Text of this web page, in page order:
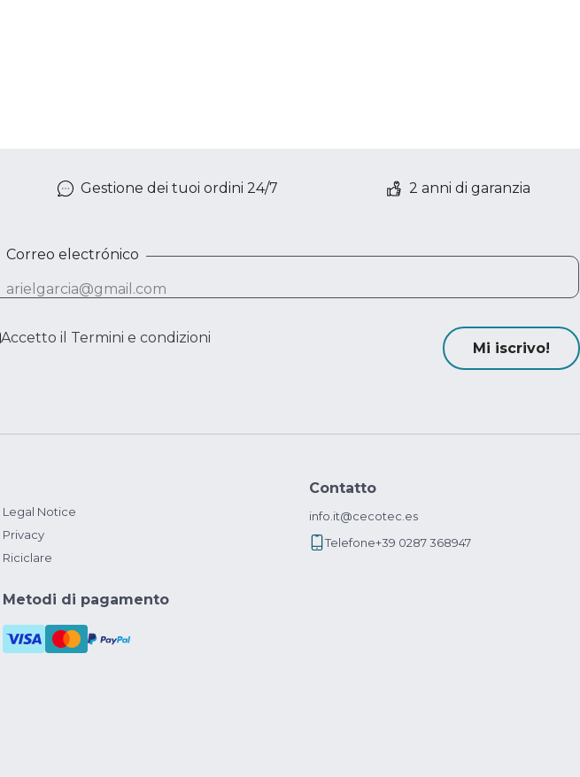
Gestione dei tuoi ordini 24/7 2 anni di garanzia
Correo electrónico
Accetto il Termini e condizioni
Mi iscrivo!
Legal Notice
Privacy
Riciclare
Metodi di pagamento
Contatto
info.it@cecotec.es
Telefone+39 0287 368947